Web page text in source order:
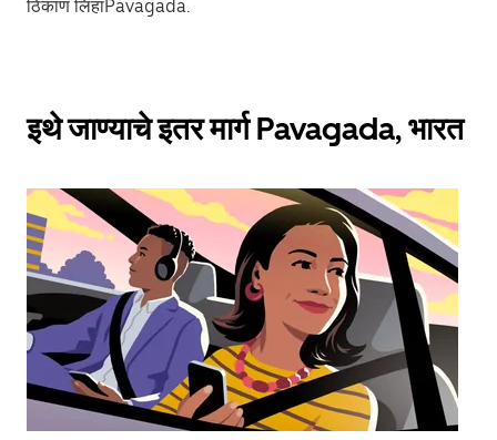
ठिकाण लिहाPavagada.
इथे जाण्याचे इतर मार्ग Pavagada, भारत